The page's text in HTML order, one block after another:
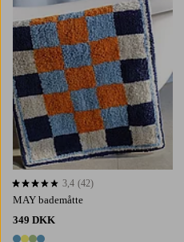
MAY bademåtte
349 DKK
3,4 baseret på 42 bedømmelser
3,4 (42)